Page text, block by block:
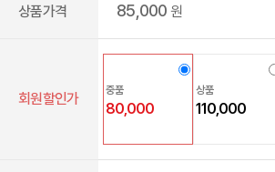
상품가격 85,000 원
회원할인가
중품
80,000
상품
110,000